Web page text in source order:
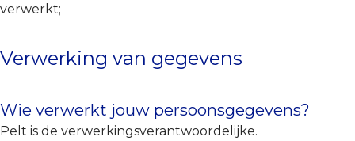
verwerkt;
Verwerking van gegevens
Wie verwerkt jouw persoonsgegevens?
Pelt is de verwerkingsverantwoordelijke.